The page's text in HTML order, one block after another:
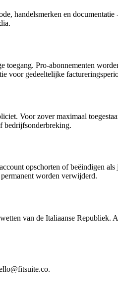
handelsmerken en
Pro-abonnementen
voor gedeeltelijke
Voor zover maximaal
bedrijfsonderbreking.
opschorten of beëindigen
worden verwijderd.
van de Italiaanse
.